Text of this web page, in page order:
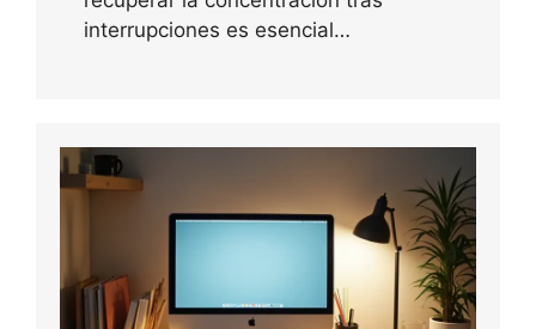
interrupciones es esencial…